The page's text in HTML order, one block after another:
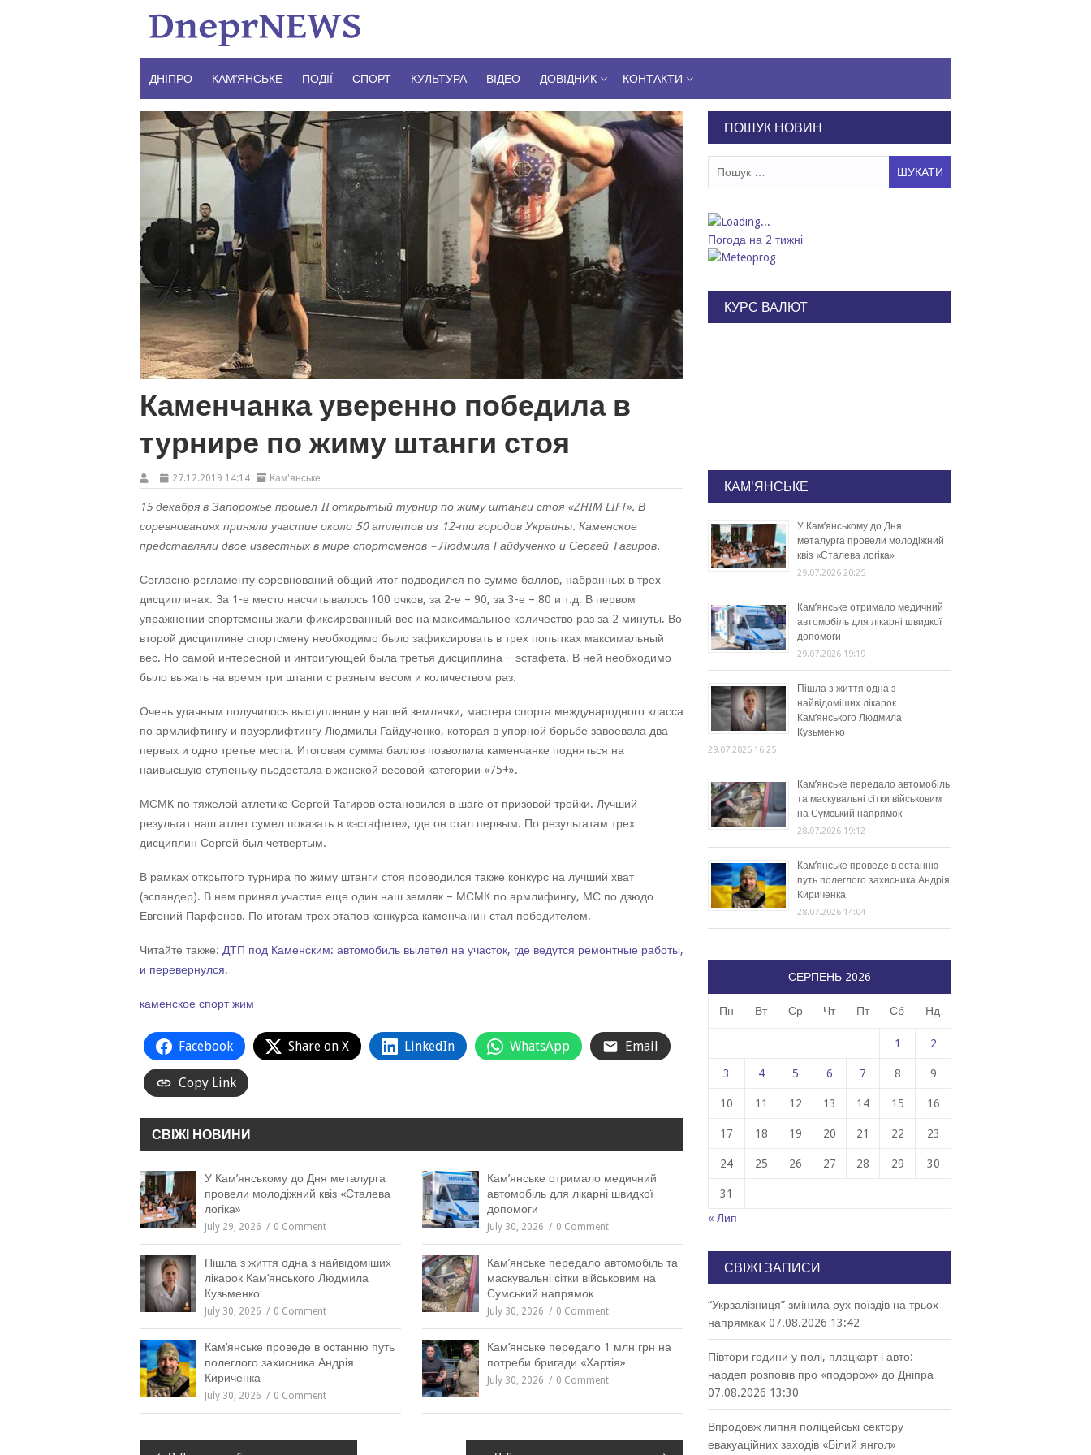
ДНІПРО КАМ’ЯНСЬКЕ ПОДІЇ СПОРТ КУЛЬТУРА ВІДЕО ДОВІДНИК КОНТАКТИ
Каменчанка уверенно победила в
турнире по жиму штанги стоя
27.12.2019 14:14 Кам'янське
15 декабря в Запорожье прошел II открытый турнир по жиму штанги стоя «ZHIM LIFT». В
соревнованиях приняли участие около 50 атлетов из 12-ти городов Украины. Каменское
представляли двое известных в мире спортсменов – Людмила Гайдученко и Сергей Тагиров.
Согласно регламенту соревнований общий итог подводился по сумме баллов, набранных в трех
дисциплинах. За 1-е место насчитывалось 100 очков, за 2-е – 90, за 3-е – 80 и т.д. В первом
упражнении спортсмены жали фиксированный вес на максимальное количество раз за 2 минуты. Во
второй дисциплине спортсмену необходимо было зафиксировать в трех попытках максимальный
вес. Но самой интересной и интригующей была третья дисциплина – эстафета. В ней необходимо
было выжать на время три штанги с разным весом и количеством раз.
Очень удачным получилось выступление у нашей землячки, мастера спорта международного класса
по армлифтингу и пауэрлифтингу Людмилы Гайдученко, которая в упорной борьбе завоевала два
первых и одно третье места. Итоговая сумма баллов позволила каменчанке подняться на
наивысшую ступеньку пьедестала в женской весовой категории «75+».
МСМК по тяжелой атлетике Сергей Тагиров остановился в шаге от призовой тройки. Лучший
результат наш атлет сумел показать в «эстафете», где он стал первым. По результатам трех
дисциплин Сергей был четвертым.
В рамках открытого турнира по жиму штанги стоя проводился также конкурс на лучший хват
(эспандер). В нем принял участие еще один наш земляк – МСМК по армлифингу, МС по дзюдо
Евгений Парфенов. По итогам трех этапов конкурса каменчанин стал победителем.
Читайте также: ДТП под Каменским: автомобиль вылетел на участок, где ведутся ремонтные работы,
и перевернулся.
каменское спорт жим
Facebook Share on X LinkedIn WhatsApp Email
Copy Link
СВІЖІ НОВИНИ
У Кам’янському до Дня металурга
провели молодіжний квіз «Сталева
логіка»
July 29, 2026 0 Comment
Кам’янське отримало медичний
автомобіль для лікарні швидкої
допомоги
July 30, 2026 0 Comment
Пішла з життя одна з найвідоміших
лікарок Кам’янського Людмила
Кузьменко
July 30, 2026 0 Comment
Кам’янське передало автомобіль та
маскувальні сітки військовим на
Сумський напрямок
July 30, 2026 0 Comment
Кам’янське проведе в останню путь
полеглого захисника Андрія
Кириченка
July 30, 2026 0 Comment
Кам’янське передало 1 млн грн на
потреби бригади «Хартія»
July 30, 2026 0 Comment
ПОШУК НОВИН
Погода на 2 тижні
КУРС ВАЛЮТ
КАМ'ЯНСЬКЕ
У Кам’янському до Дня
металурга провели молодіжний
квіз «Сталева логіка»
29.07.2026 20:25
Кам’янське отримало медичний
автомобіль для лікарні швидкої
допомоги
29.07.2026 19:19
Пішла з життя одна з
найвідоміших лікарок
Кам’янського Людмила
Кузьменко
29.07.2026 16:25
Кам’янське передало автомобіль
та маскувальні сітки військовим
на Сумський напрямок
28.07.2026 19:12
Кам’янське проведе в останню
путь полеглого захисника Андрія
Кириченка
28.07.2026 14:04
СЕРПЕНЬ 2026
Пн Вт Ср Чт Пт Сб Нд
1 2
3 4 5 6 7 8 9
10 11 12 13 14 15 16
17 18 19 20 21 22 23
24 25 26 27 28 29 30
31
« Лип
СВІЖІ ЗАПИСИ
“Укрзалізниця” змінила рух поїздів на трьох
напрямках 07.08.2026 13:42
Півтори години у полі, плацкарт і авто:
нардеп розповів про «подорож» до Дніпра
07.08.2026 13:30
Впродовж липня поліцейські сектору
евакуаційних заходів «Білий янгол»